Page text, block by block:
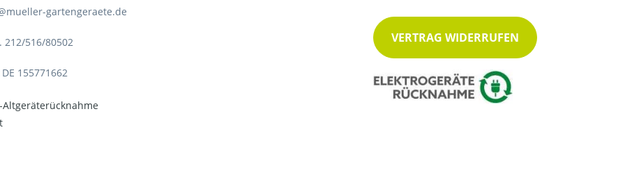
gartengeraete.de
212/516/80502
155771662
Altgeräterücknahme
VERTRAG WIDERRUFEN